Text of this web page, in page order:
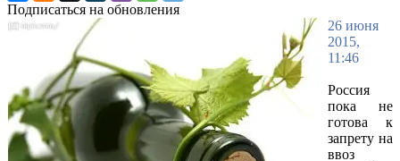
Подписаться на обновления
26 июня
2015,
11:46
Россия
пока не
готова к
запрету на
ввоз